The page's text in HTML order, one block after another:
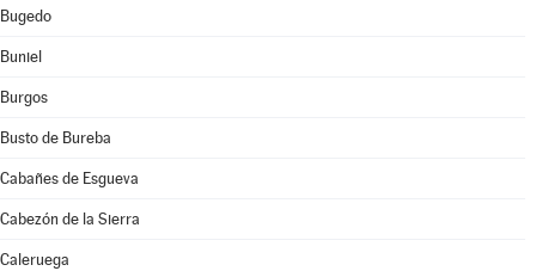
Bugedo
Buniel
Burgos
Busto de Bureba
Cabañes de Esgueva
Cabezón de la Sierra
Caleruega